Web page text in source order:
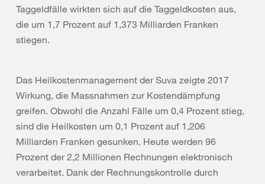
Taggeldfälle wirkten sich auf die Taggeldkosten aus,
die um 1,7 Prozent auf 1,373 Milliarden Franken
stiegen.
Das Heilkostenmanagement der Suva zeigte 2017
Wirkung, die Massnahmen zur Kostendämpfung
greifen. Obwohl die Anzahl Fälle um 0,4 Prozent stieg,
sind die Heilkosten um 0,1 Prozent auf 1,206
Milliarden Franken gesunken. Heute werden 96
Prozent der 2,2 Millionen Rechnungen elektronisch
verarbeitet. Dank der Rechnungskontrolle durch